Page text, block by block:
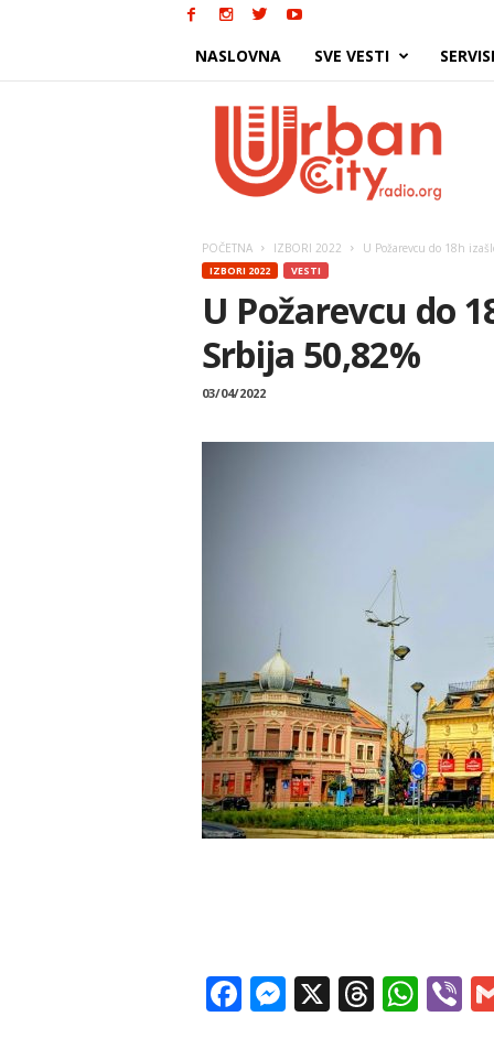
NASLOVNA SVE VESTI
POČETNA IZBORI 2022 U Požarevcu do 18h
IZBORI 2022 VESTI
U Požarevcu do
Srbija 50,82%
03/04/2022
Facebook
Messenger
X